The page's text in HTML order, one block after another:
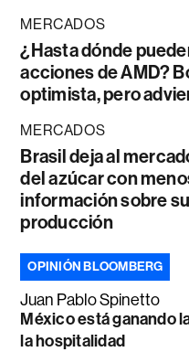
MERCADOS
¿Hasta dónde
acciones de AMD?
optimista, pero
MERCADOS
Brasil deja al
del azúcar con
información sobre
producción
OPINIÓN BLOOMBERG
Juan Pablo Spinetto
México está ganando
la hospitalidad